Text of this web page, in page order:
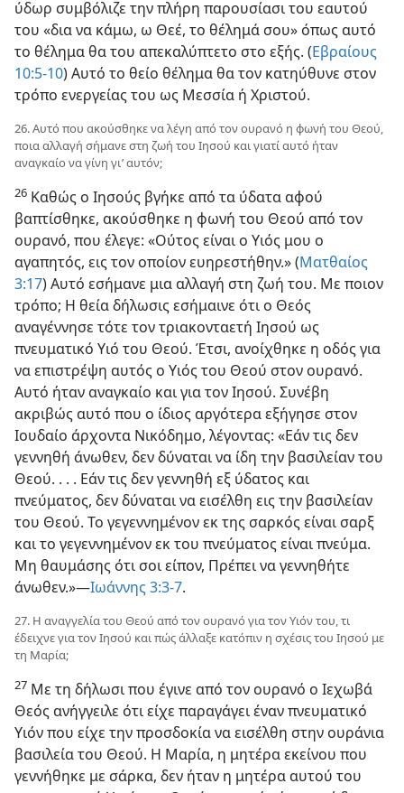
ύδωρ συμβόλιζε την πλήρη παρουσίασι του εαυτού
του «δια να κάμω, ω Θεέ, το θέλημά σου» όπως αυτό
το θέλημα θα του απεκαλύπτετο στο εξής. (Εβραίους
10:5-10) Αυτό το θείο θέλημα θα τον κατηύθυνε στον
τρόπο ενεργείας του ως Μεσσία ή Χριστού.
26. Αυτό που ακούσθηκε να λέγη από τον ουρανό η φωνή του Θεού,
ποια αλλαγή σήμανε στη ζωή του Ιησού και γιατί αυτό ήταν
αναγκαίο να γίνη γι’ αυτόν;
26 Καθώς ο Ιησούς βγήκε από τα ύδατα αφού
βαπτίσθηκε, ακούσθηκε η φωνή του Θεού από τον
ουρανό, που έλεγε: «Ούτος είναι ο Υιός μου ο
αγαπητός, εις τον οποίον ευηρεστήθην.» (Ματθαίος
3:17) Αυτό εσήμανε μια αλλαγή στη ζωή του. Με ποιον
τρόπο; Η θεία δήλωσις εσήμαινε ότι ο Θεός
αναγέννησε τότε τον τριακονταετή Ιησού ως
πνευματικό Υιό του Θεού. Έτσι, ανοίχθηκε η οδός για
να επιστρέψη αυτός ο Υιός του Θεού στον ουρανό.
Αυτό ήταν αναγκαίο και για τον Ιησού. Συνέβη
ακριβώς αυτό που ο ίδιος αργότερα εξήγησε στον
Ιουδαίο άρχοντα Νικόδημο, λέγοντας: «Εάν τις δεν
γεννηθή άνωθεν, δεν δύναται να ίδη την βασιλείαν του
Θεού. . . . Εάν τις δεν γεννηθή εξ ύδατος και
πνεύματος, δεν δύναται να εισέλθη εις την βασιλείαν
του Θεού. Το γεγεννημένον εκ της σαρκός είναι σαρξ
και το γεγεννημένον εκ του πνεύματος είναι πνεύμα.
Μη θαυμάσης ότι σοι είπον, Πρέπει να γεννηθήτε
άνωθεν.»—Ιωάννης 3:3-7.
27. Η αναγγελία του Θεού από τον ουρανό για τον Υιόν του, τι
έδειχνε για τον Ιησού και πώς άλλαξε κατόπιν η σχέσις του Ιησού με
τη Μαρία;
27 Με τη δήλωσι που έγινε από τον ουρανό ο Ιεχωβά
Θεός ανήγγειλε ότι είχε παραγάγει έναν πνευματικό
Υιόν που είχε την προσδοκία να εισέλθη στην ουράνια
βασιλεία του Θεού. Η Μαρία, η μητέρα εκείνου που
γεννήθηκε με σάρκα, δεν ήταν η μητέρα αυτού του